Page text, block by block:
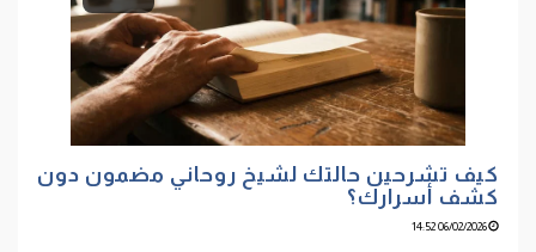
كيف تشرحين حالتك لشيخ روحاني مضمون دون
كشف أسرارك؟
06/02/2026 14:52